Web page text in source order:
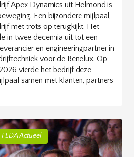
Apex Dynamics uit Helmond is
Een bijzondere mijlpaal,
met trots op terugkijkt. Het
in twee decennia uit tot een
en engineeringpartner in
voor de Benelux. Op
vierde het bedrijf deze
samen met klanten, partners
FEDA Actueel